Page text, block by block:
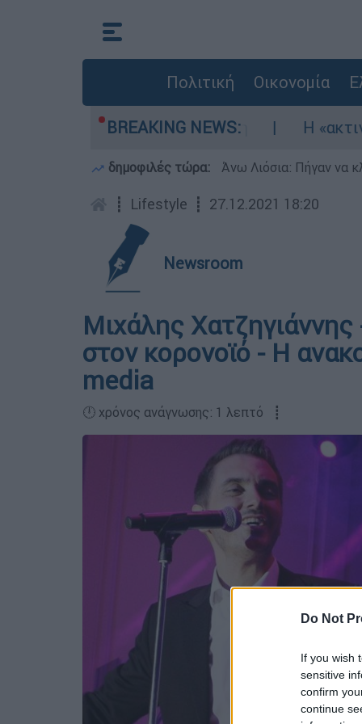
Do Not
If you wish
sensitive
confirm
continue
Πολιτική Οικονομία
BREAKING NEWS:
τρία αεροσκάφη Η
δημοφιλές τώρα: Άνω Λιόσια: Πήγαν να
┋ Lifestyle ┋ 27.12.2021 18:20
Newsroom
Μιχάλης
στον κορονοϊό - Η
media
🕛 χρόνος ανάγνωσης: 1 λεπτό ┋